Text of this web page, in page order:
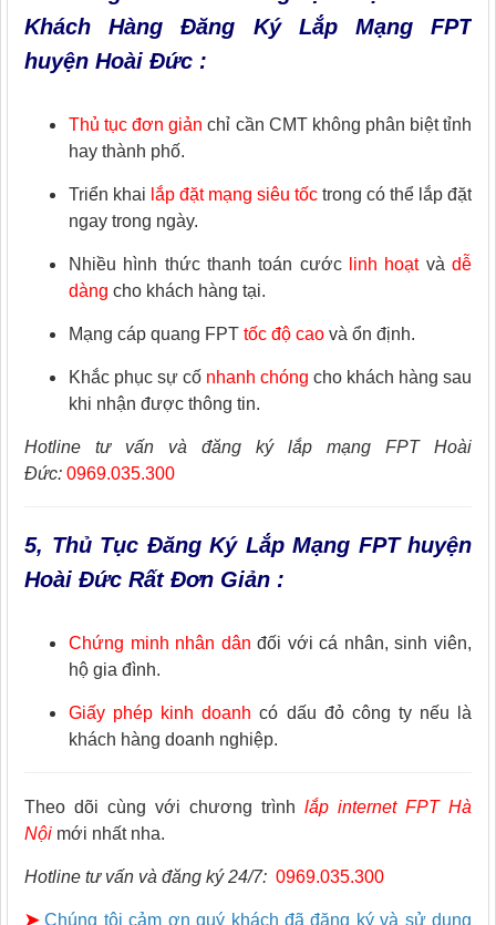
Khách Hàng Đăng Ký Lắp Mạng FPT
huyện Hoài Đức :
Thủ tục đơn giản chỉ cần CMT không phân biệt tỉnh
hay thành phố.
Triển khai lắp đặt mạng siêu tốc trong có thể lắp đặt
ngay trong ngày.
Nhiều hình thức thanh toán cước linh hoạtvàdễ
dàng cho khách hàng tại.
Mạng cáp quang FPT tốc độ cao và ổn định.
Khắc phục sự cố nhanh chóng cho khách hàng sau
khi nhận được thông tin.
Hotline tư vấn và đăng ký lắp mạng FPT Hoài
Đức: 0969.035.300
5, Thủ Tục Đăng Ký Lắp Mạng FPT huyện
Hoài Đức Rất Đơn Giản :
Chứng minh nhân dânđối với cá nhân, sinh viên,
hộ gia đình.
Giấy phép kinh doanh có dấu đỏ công ty nếu là
khách hàng doanh nghiệp.
Theo dõi cùng với chương trình lắp internet FPT Hà
Nội mới nhất nha.
Hotline tư vấn và đăng ký 24/7: 0969.035.300
➤ Chúng tôi cảm ơn quý khách đã đăng ký và sử dụng